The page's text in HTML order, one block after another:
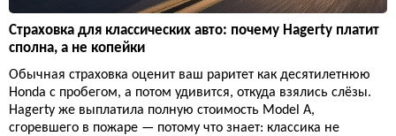
Страховка для классических авто: почему Hagerty платит
сполна, а не копейки
Обычная страховка оценит ваш раритет как десятилетнюю
Honda с пробегом, а потом удивится, откуда взялись слёзы.
Hagerty же выплатила полную стоимость Model A,
сгоревшего в пожаре — потому что знает: классика не